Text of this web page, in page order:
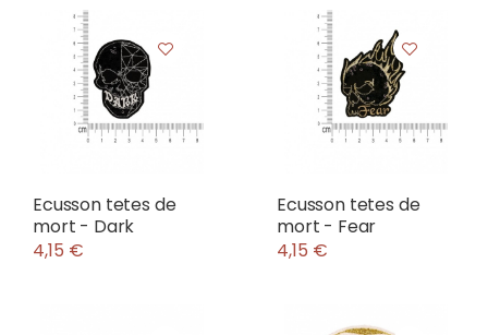
Ecusson tetes de
mort - Dark
4,15 €
Ecusson tetes de
mort - Fear
4,15 €